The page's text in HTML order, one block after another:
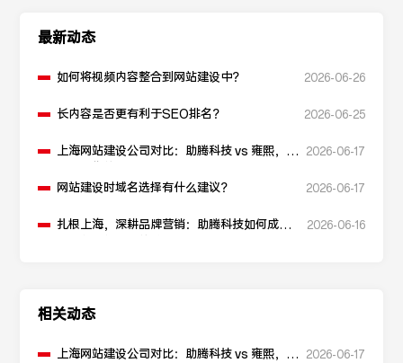
最新动态
如何将视频内容整合到网站建设中？ 2026-06-26
长内容是否更有利于SEO排名？ 2026-06-25
上海网站建设公司对比：助腾科技 vs 雍熙，如
2026-06-17
网站建设时域名选择有什么建议？ 2026-06-17
扎根上海，深耕品牌营销：助腾科技如何成为
2026-06-16
相关动态
上海网站建设公司对比：助腾科技 vs 雍熙，如
2026-06-17